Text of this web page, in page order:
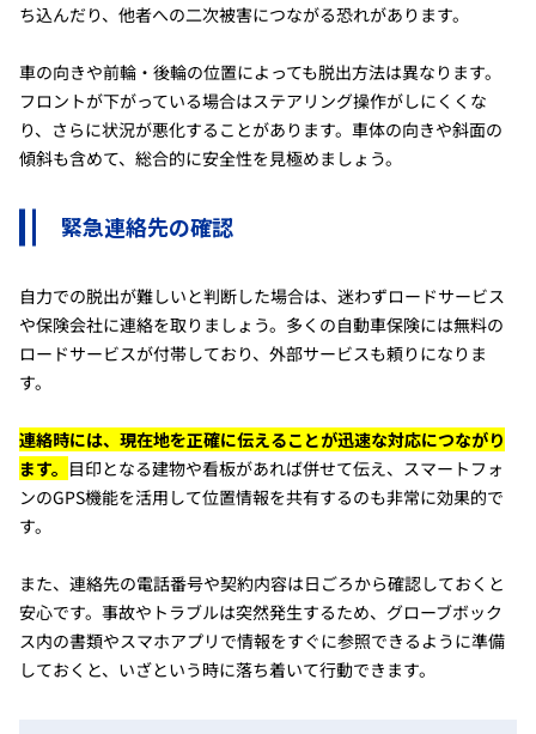
ち込んだり、他者への二次被害につながる恐れがあります。
車の向きや前輪・後輪の位置によっても脱出方法は異なります。
フロントが下がっている場合はステアリング操作がしにくくな
り、さらに状況が悪化することがあります。車体の向きや斜面の
傾斜も含めて、総合的に安全性を見極めましょう。
緊急連絡先の確認
自力での脱出が難しいと判断した場合は、迷わずロードサービス
や保険会社に連絡を取りましょう。多くの自動車保険には無料の
ロードサービスが付帯しており、外部サービスも頼りになりま
す。
連絡時には、現在地を正確に伝えることが迅速な対応につながり
ます。 目印となる建物や看板があれば併せて伝え、スマートフォ
ンのGPS機能を活用して位置情報を共有するのも非常に効果的で
す。
また、連絡先の電話番号や契約内容は日ごろから確認しておくと
安心です。事故やトラブルは突然発生するため、グローブボック
ス内の書類やスマホアプリで情報をすぐに参照できるように準備
しておくと、いざという時に落ち着いて行動できます。